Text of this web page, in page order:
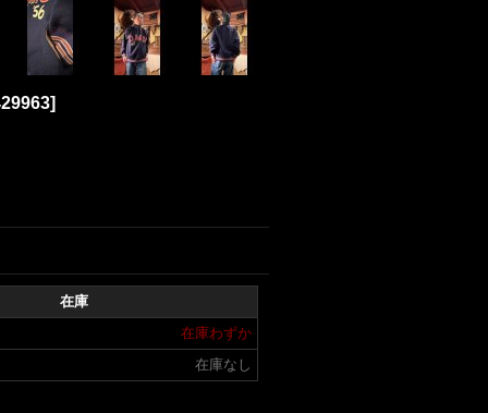
]
在庫
在庫わずか
在庫なし